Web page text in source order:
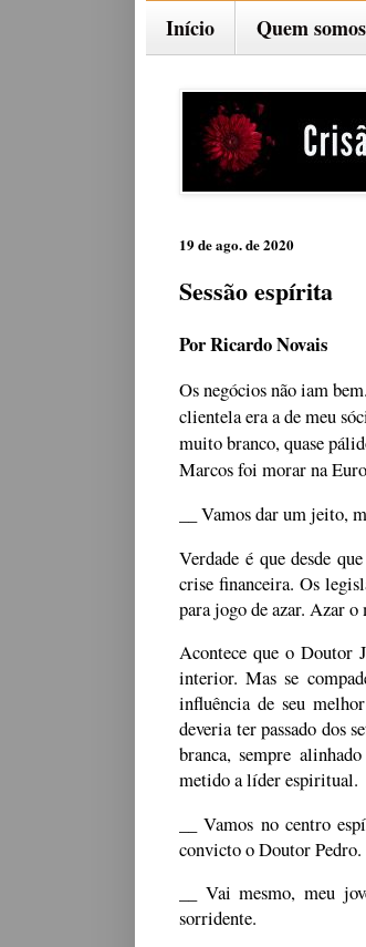
Início Quem somos
19 de ago. de 2020
Sessão espírita
Por Ricardo Novais
Os negócios não iam
clientela era a de meu
muito branco, quase
Marcos foi morar na
__ Vamos dar um jeito,
Verdade é que desde
crise financeira. Os
para jogo de azar. Azar o
Acontece que o Doutor
interior. Mas se
influência de seu
deveria ter passado dos
branca, sempre
metido a líder espiritual.
__ Vamos no centro
convicto o Doutor Pedro.
__ Vai mesmo, meu
sorridente.